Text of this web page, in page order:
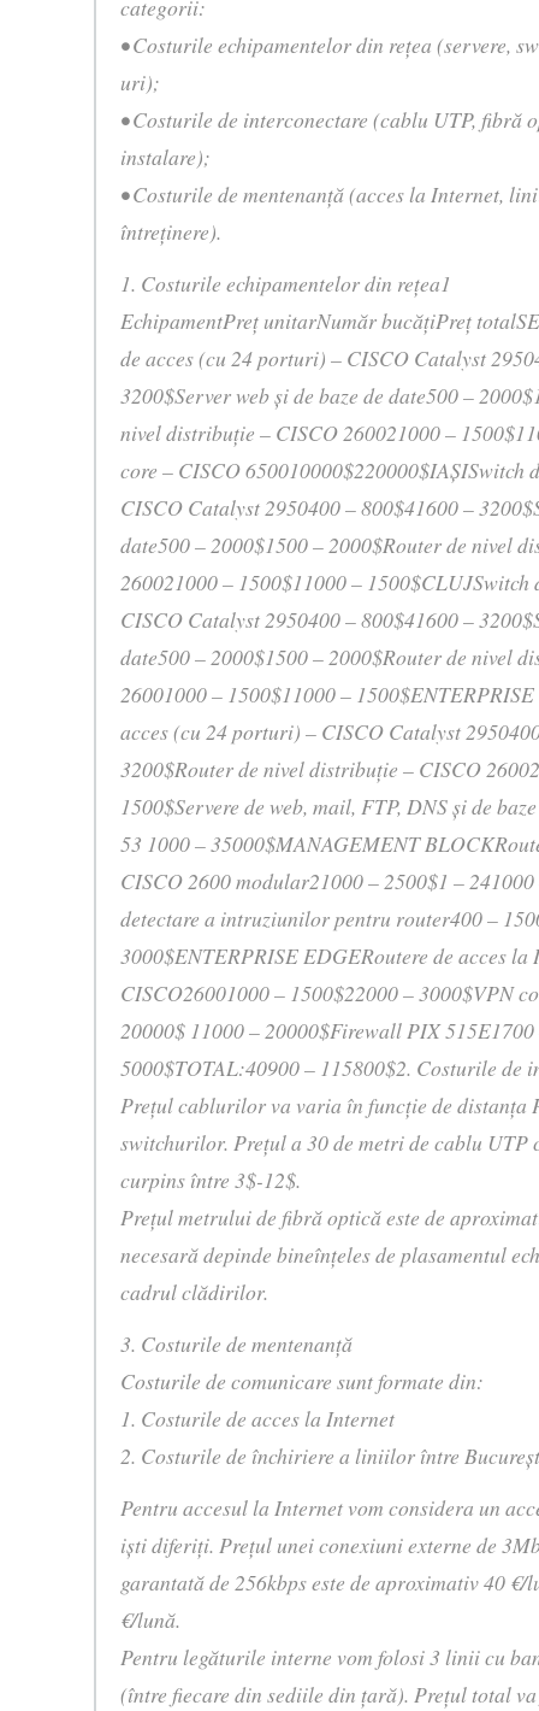
categorii:
• Costurile echipamentelor din reţea (servere,
uri);
• Costurile de interconectare (cablu UTP, fibră
instalare);
• Costurile de mentenanţă (acces la Internet,
întreţinere).
1. Costurile echipamentelor din reţea1
EchipamentPreţ unitarNumăr bucăţiPreţ
de acces (cu 24 porturi) – CISCO Catalyst
3200$Server web şi de baze de date500 –
nivel distribuţie – CISCO 260021000 –
core – CISCO 650010000$220000$IAŞISwitch
CISCO Catalyst 2950400 – 800$41600 –
date500 – 2000$1500 – 2000$Router de nivel
260021000 – 1500$11000 –
CISCO Catalyst 2950400 – 800$41600 –
date500 – 2000$1500 – 2000$Router de nivel
26001000 – 1500$11000 –
acces (cu 24 porturi) – CISCO Catalyst
3200$Router de nivel distribuţie – CISCO
1500$Servere de web, mail, FTP, DNS şi de
53 1000 – 35000$MANAGEMENT
CISCO 2600 modular21000 – 2500$1 –
detectare a intruziunilor pentru router400 –
3000$ENTERPRISE EDGERoutere de acces la
CISCO26001000 – 1500$22000 – 3000$VPN
20000$ 11000 – 20000$Firewall PIX
5000$TOTAL:40900 – 115800$2. Costurile de
Preţul cablurilor va varia în funcţie de distanţa
switchurilor. Preţul a 30 de metri de cablu UTP
curpins între 3$-12$.
Preţul metrului de fibră optică este de
necesară depinde bineînţeles de plasamentul
cadrul clădirilor.
3. Costurile de mentenanţă
Costurile de comunicare sunt formate din:
1. Costurile de acces la Internet
2. Costurile de închiriere a liniilor între
Pentru accesul la Internet vom considera un
işti diferiţi. Preţul unei conexiuni externe de
garantată de 256kbps este de aproximativ 40
€/lună.
Pentru legăturile interne vom folosi 3 linii cu
(între fiecare din sediile din ţară). Preţul total